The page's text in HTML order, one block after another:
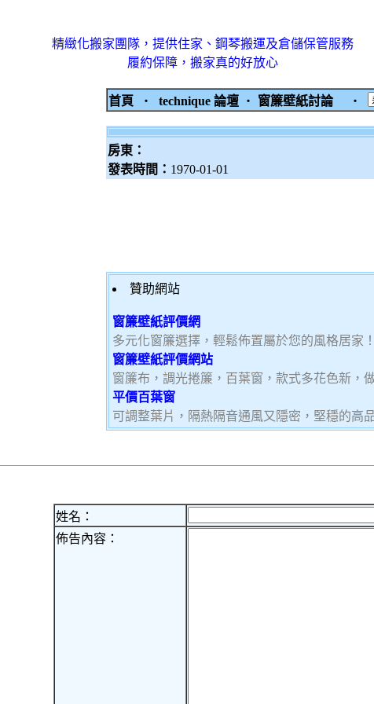
精緻化搬家團隊，提供住家、鋼琴搬運及倉儲保管服務
履約保障，搬家真的好放心
首頁 ‧ technique 論壇 ‧ 窗簾壁紙討論 ‧
房東：
發表時間： 1970-01-01
贊助網站
窗簾壁紙評價網
多元化窗簾選擇，輕鬆佈置屬於您的風格居家
窗簾壁紙評價網站
窗簾布，調光捲簾，百葉窗，款式多花色新，
平價百葉窗
可調整葉片，隔熱隔音通風又隱密，堅穩的高
姓名：
佈告內容：